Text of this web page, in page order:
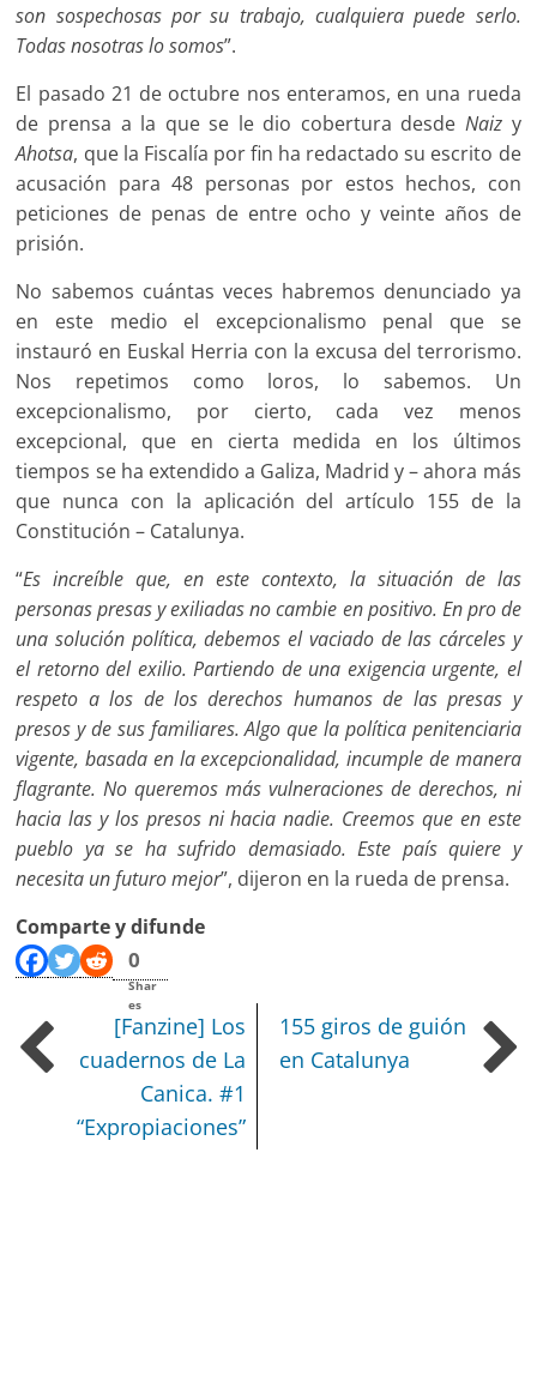
son sospechosas por su trabajo, cualquiera puede serlo.
Todas nosotras lo somos”.
El pasado 21 de octubre nos enteramos, en una rueda
de prensa a la que se le dio cobertura desde Naiz y
Ahotsa, que la Fiscalía por fin ha redactado su escrito de
acusación para 48 personas por estos hechos, con
peticiones de penas de entre ocho y veinte años de
prisión.
No sabemos cuántas veces habremos denunciado ya
en este medio el excepcionalismo penal que se
instauró en Euskal Herria con la excusa del terrorismo.
Nos repetimos como loros, lo sabemos. Un
excepcionalismo, por cierto, cada vez menos
excepcional, que en cierta medida en los últimos
tiempos se ha extendido a Galiza, Madrid y – ahora más
que nunca con la aplicación del artículo 155 de la
Constitución – Catalunya.
“Es increíble que, en este contexto, la situación de las
personas presas y exiliadas no cambie en positivo. En pro de
una solución política, debemos el vaciado de las cárceles y
el retorno del exilio. Partiendo de una exigencia urgente, el
respeto a los de los derechos humanos de las presas y
presos y de sus familiares. Algo que la política penitenciaria
vigente, basada en la excepcionalidad, incumple de manera
flagrante. No queremos más vulneraciones de derechos, ni
hacia las y los presos ni hacia nadie. Creemos que en este
pueblo ya se ha sufrido demasiado. Este país quiere y
necesita un futuro mejor”, dijeron en la rueda de prensa.
Comparte y difunde
0
Shar
es
[Fanzine] Los
cuadernos de La
Canica. #1
“Expropiaciones”
155 giros de guión
en Catalunya